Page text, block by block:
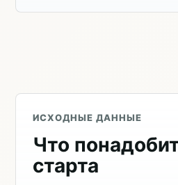
ИСХОДНЫЕ ДАННЫЕ
Что
старта